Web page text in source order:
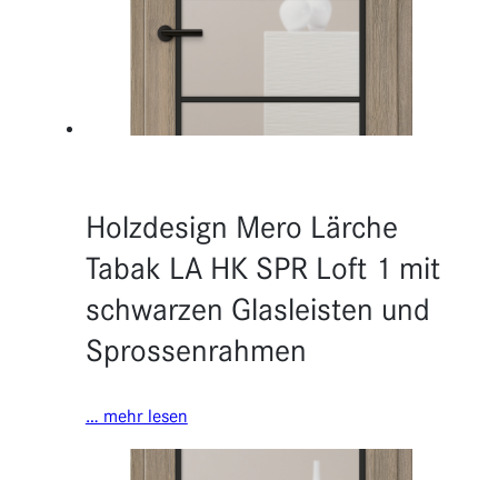
Erweiterungen
Holzdesign Mero Lärche
Tabak LA HK SPR Loft 1 mit
schwarzen Glasleisten und
Sprossenrahmen
… mehr lesen